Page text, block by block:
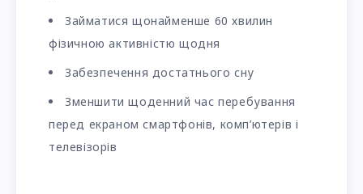
Займатися щонайменше 60 хвилин
фізичною активністю щодня
Забезпечення достатнього сну
Зменшити щоденний час перебування
перед екраном смартфонів, комп’ютерів і
телевізорів